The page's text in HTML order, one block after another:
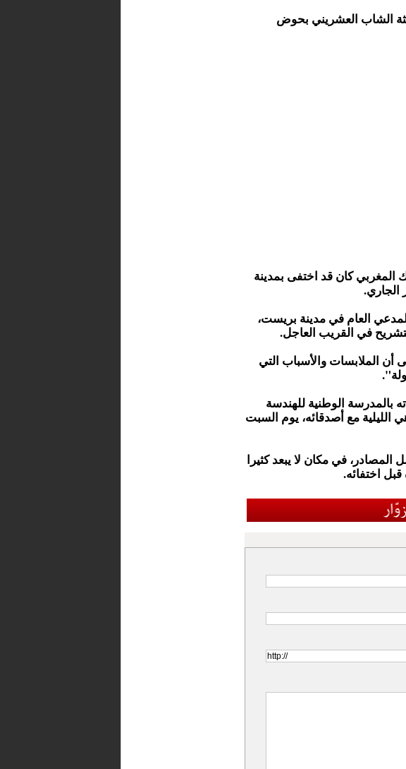
الشاب العشريني بحوض
كان قد اختفى بمدينة
الجاري.
العام في مدينة بريست،
في القريب العاجل.
أن الملابسات والأسباب التي
بالمدرسة الوطنية للهندسة
الليلية مع أصدقائه، يوم السبت
المصادر، في مكان لا يبعد كثيرا
اختفائه.